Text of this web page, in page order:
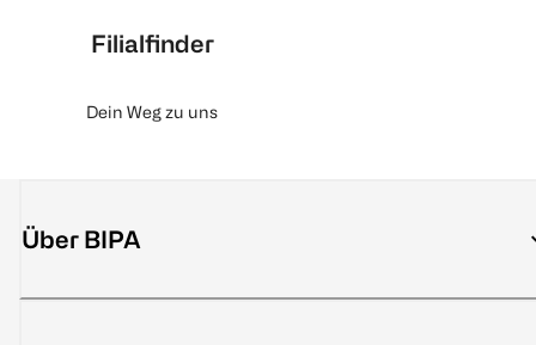
Filialfinder
Dein Weg zu uns
Über BIPA